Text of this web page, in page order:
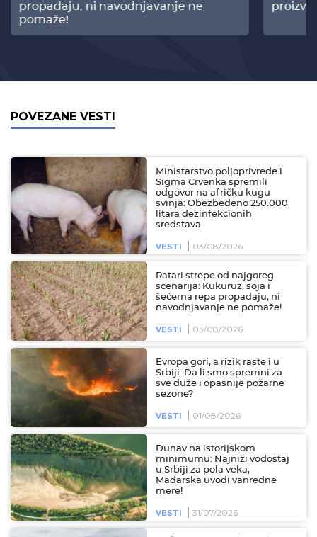
propadaju, ni navodnjavanje ne
pomaže!
POVEZANE VESTI
Ministarstvo poljoprivrede i
Sigma Crvenka spremili
odgovor na afričku kugu
svinja: Obezbeđeno 250.000
litara dezinfekcionih
sredstava
VESTI 03/08/2026
Ratari strepe od najgoreg
scenarija: Kukuruz, soja i
šećerna repa propadaju, ni
navodnjavanje ne pomaže!
VESTI 03/08/2026
Evropa gori, a rizik raste i u
Srbiji: Da li smo spremni za
sve duže i opasnije požarne
sezone?
VESTI 01/08/2026
Dunav na istorijskom
minimumu: Najniži vodostaj
u Srbiji za pola veka,
Mađarska uvodi vanredne
mere!
VESTI 31/07/2026